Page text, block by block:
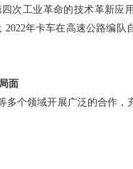
工业革命的技术革新应
2022年卡车在高速公路编队
面
多个领域开展广泛的合作，